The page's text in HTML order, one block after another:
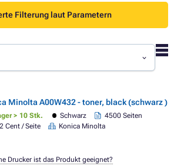
Filterung laut Parametern
Minolta A00W432 - toner, black (schwarz )
> 10 Stk. Schwarz
4500 Seiten
Cent / Seite
Konica Minolta
Drucker ist das Produkt geeignet?